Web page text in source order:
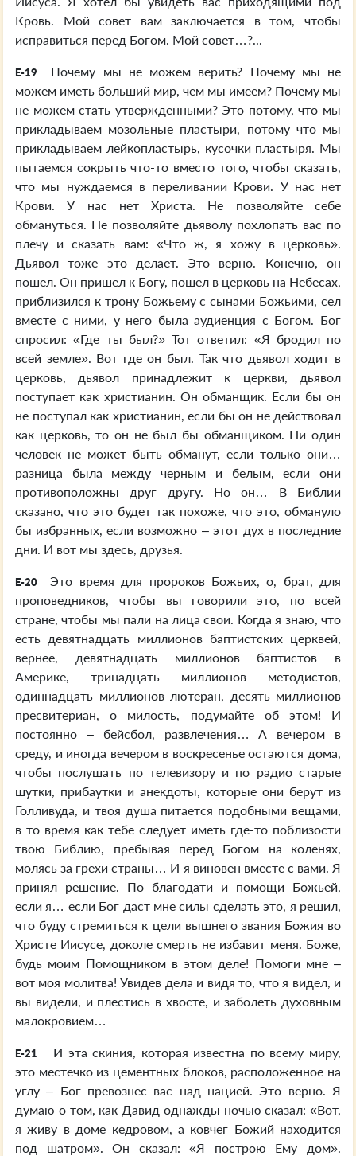
Кровь. Мой совет вам заключается в том, чтобы
исправиться перед Богом. Мой совет…?...
E-19
Почему мы не можем верить? Почему мы не
можем иметь больший мир, чем мы имеем? Почему мы
не можем стать утвержденными? Это потому, что мы
прикладываем мозольные пластыри, потому что мы
прикладываем лейкопластырь, кусочки пластыря. Мы
пытаемся сокрыть что-то вместо того, чтобы сказать,
что мы нуждаемся в переливании Крови. У нас нет
Крови. У нас нет Христа. Не позволяйте себе
обмануться. Не позволяйте дьяволу похлопать вас по
плечу и сказать вам: «Что ж, я хожу в церковь».
Дьявол тоже это делает. Это верно. Конечно, он
пошел. Он пришел к Богу, пошел в церковь на Небесах,
приблизился к трону Божьему с сынами Божьими, сел
вместе с ними, у него была аудиенция с Богом. Бог
спросил: «Где ты был?» Тот ответил: «Я бродил по
всей земле». Вот где он был. Так что дьявол ходит в
церковь, дьявол принадлежит к церкви, дьявол
поступает как христианин. Он обманщик. Если бы он
не поступал как христианин, если бы он не действовал
как церковь, то он не был бы обманщиком. Ни один
человек не может быть обманут, если только они…
разница была между черным и белым, если они
противоположны друг другу. Но он… В Библии
сказано, что это будет так похоже, что это, обмануло
бы избранных, если возможно – этот дух в последние
дни. И вот мы здесь, друзья.
E-20
Это время для пророков Божьих, о, брат, для
проповедников, чтобы вы говорили это, по всей
стране, чтобы мы пали на лица свои. Когда я знаю, что
есть девятнадцать миллионов баптистских церквей,
вернее, девятнадцать миллионов баптистов в
Америке, тринадцать миллионов методистов,
одиннадцать миллионов лютеран, десять миллионов
пресвитериан, о милость, подумайте об этом! И
постоянно – бейсбол, развлечения… А вечером в
среду, и иногда вечером в воскресенье остаются дома,
чтобы послушать по телевизору и по радио старые
шутки, прибаутки и анекдоты, которые они берут из
Голливуда, и твоя душа питается подобными вещами,
в то время как тебе следует иметь где-то поблизости
твою Библию, пребывая перед Богом на коленях,
молясь за грехи страны… И я виновен вместе с вами. Я
принял решение. По благодати и помощи Божьей,
если я… если Бог даст мне силы сделать это, я решил,
что буду стремиться к цели вышнего звания Божия во
Христе Иисусе, доколе смерть не избавит меня. Боже,
будь моим Помощником в этом деле! Помоги мне –
вот моя молитва! Увидев дела и видя то, что я видел, и
вы видели, и плестись в хвосте, и заболеть духовным
малокровием…
E-21
И эта скиния, которая известна по всему миру,
это местечко из цементных блоков, расположенное на
углу – Бог превознес вас над нацией. Это верно. Я
думаю о том, как Давид однажды ночью сказал: «Вот,
я живу в доме кедровом, а ковчег Божий находится
под шатром». Он сказал: «Я построю Ему дом».